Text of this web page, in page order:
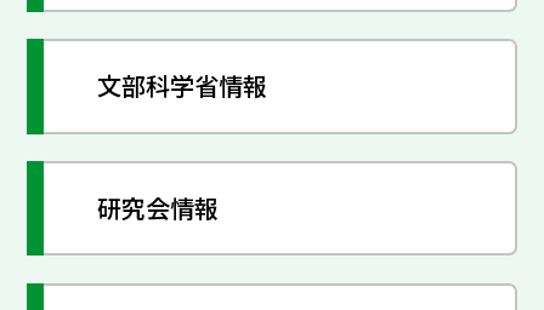
文部科学省情報
研究会情報